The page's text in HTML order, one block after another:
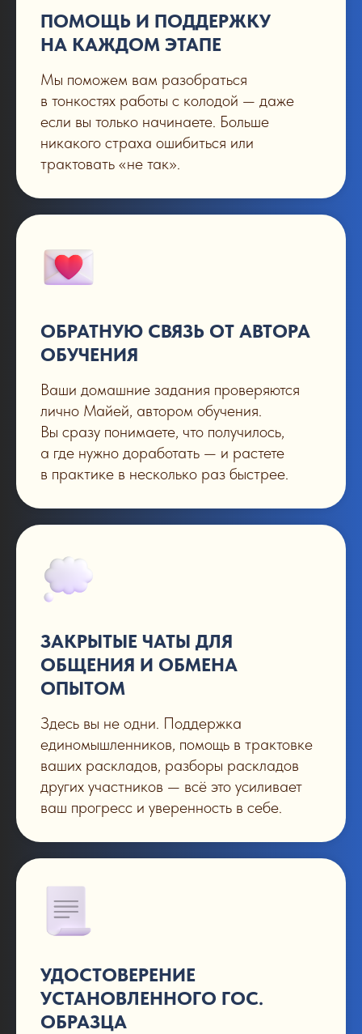
ПОМОЩЬ И ПОДДЕРЖКУ
НА КАЖДОМ ЭТАПЕ
Мы поможем вам разобраться
в тонкостях работы с колодой — даже
если вы только начинаете. Больше
никакого страха ошибиться или
трактовать «не так».
ОБРАТНУЮ СВЯЗЬ ОТ АВТОРА
ОБУЧЕНИЯ
Ваши домашние задания проверяются
лично Майей, автором обучения.
Вы сразу понимаете, что получилось,
а где нужно доработать — и растете
в практике в несколько раз быстрее.
ЗАКРЫТЫЕ ЧАТЫ ДЛЯ
ОБЩЕНИЯ И ОБМЕНА
ОПЫТОМ
Здесь вы не одни. Поддержка
единомышленников, помощь в трактовке
ваших раскладов, разборы раскладов
других участников — всё это усиливает
ваш прогресс и уверенность в себе.
УДОСТОВЕРЕНИЕ
УСТАНОВЛЕННОГО ГОС.
ОБРАЗЦА